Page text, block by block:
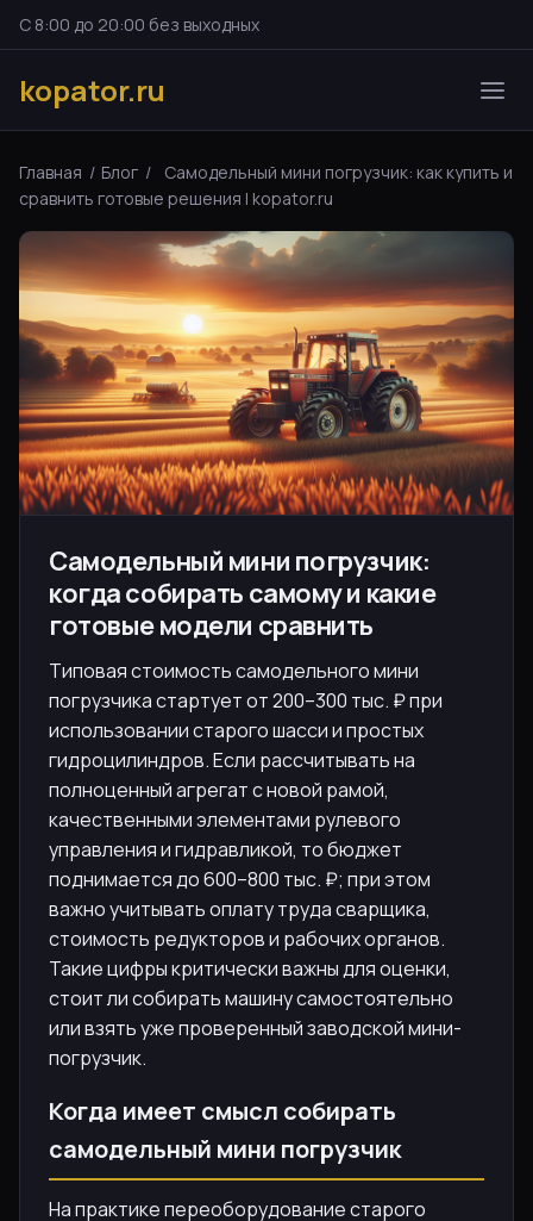
С 8:00 до 20:00 без выходных
kopator.ru
Главная / Блог /
Самодельный мини погрузчик: как купить и
сравнить готовые решения | kopator.ru
Самодельный мини погрузчик:
когда собирать самому и какие
готовые модели сравнить
Типовая стоимость самодельного мини
погрузчика стартует от 200–300 тыс. ₽ при
использовании старого шасси и простых
гидроцилиндров. Если рассчитывать на
полноценный агрегат с новой рамой,
качественными элементами рулевого
управления и гидравликой, то бюджет
поднимается до 600–800 тыс. ₽; при этом
важно учитывать оплату труда сварщика,
стоимость редукторов и рабочих органов.
Такие цифры критически важны для оценки,
стоит ли собирать машину самостоятельно
или взять уже проверенный заводской мини-
погрузчик.
Когда имеет смысл собирать
самодельный мини погрузчик
На практике переоборудование старого